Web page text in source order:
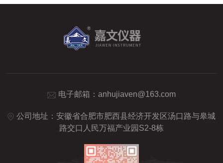
衡时，声音信号提示；自动失衡识别。倒计时小于1分钟，
以秒为单位显示。无...
电子邮箱： anhujiaven@163.com
公司地址：安徽省合肥市肥西县经济开发区汤口路与皋城
路交口人民万福产业园S2-8栋